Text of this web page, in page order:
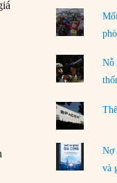
Làm thế
Chiến lược
Trật tự thế
phải chịu
30/07/
Tập tìm
Nỗ
Nợ
và